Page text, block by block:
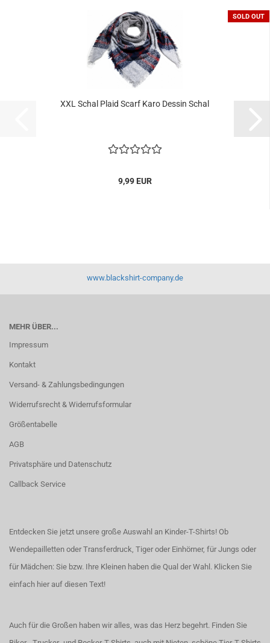
SOLD OUT
XXL Schal Plaid Scarf Karo Dessin Schal
9,99 EUR
www.blackshirt-company.de
MEHR ÜBER...
Impressum
Kontakt
Versand- & Zahlungsbedingungen
Widerrufsrecht & Widerrufsformular
Größentabelle
AGB
Privatsphäre und Datenschutz
Callback Service
Entdecken Sie jetzt unsere große Auswahl an Kinder-T-Shirts! Ob
Wendepailletten oder Transferdruck, Tiger oder Einhörner, für Jungs oder
für Mädchen: Sie bzw. Ihre Kleinen haben die Qual der Wahl. Klicken Sie
einfach hier auf diesen Text!
Auch für die Großen haben wir alles, was das Herz begehrt. Finden Sie